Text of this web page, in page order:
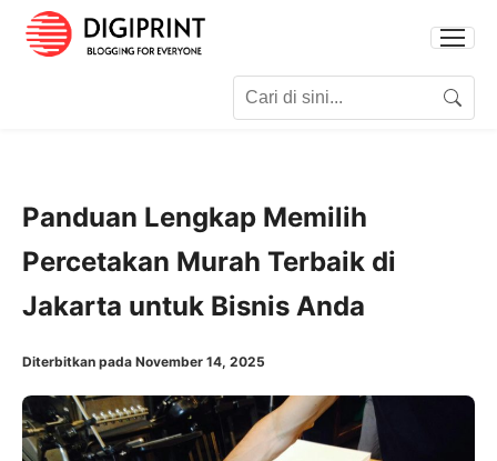
Search
Panduan Lengkap Memilih
Percetakan Murah Terbaik di
Jakarta untuk Bisnis Anda
Diterbitkan pada November 14, 2025